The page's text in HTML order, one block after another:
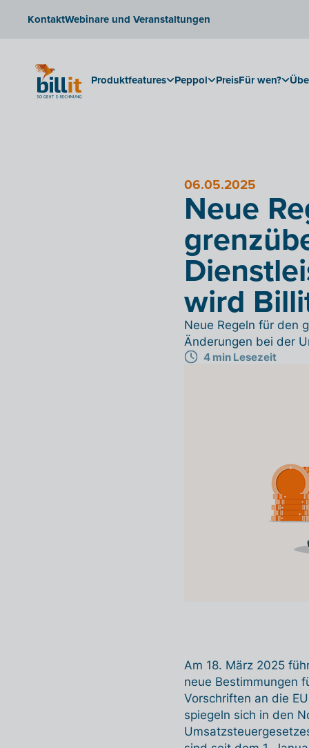
KontaktWebinare und Veranstaltungen
Produktfeatures Peppol PreisFür wen?
06.05.2025
Neue
wird
Neue Regeln für den
Änderungen bei der
4 min Lesezeit
Am 18. März 2025
neue Bestimmungen
Vorschriften an die
spiegeln sich in den